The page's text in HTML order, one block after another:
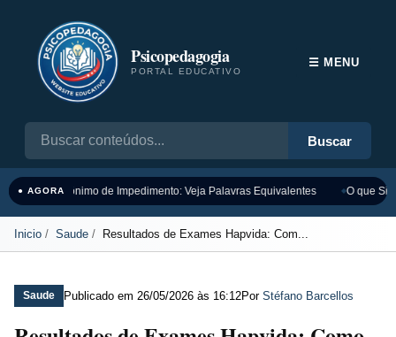
Psicopedagogia
PORTAL EDUCATIVO
Buscar
☰ MENU
● AGORASinônimo de Impedimento: Veja Palavras Equivalentes O que
Inicio Saude Resultados de Exames Hapvida: Com...
Saude Publicado em 26/05/2026 às 16:12Por Stéfano Barcellos